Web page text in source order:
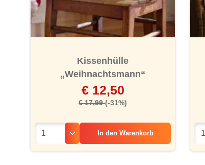
Kissenhülle
„Weihnachtsmann“
€ 12,50
€ 17,99(-31%)
In den Warenkorb